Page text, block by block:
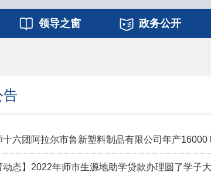
领导之窗 政务公开
告
十六团阿拉尔市鲁新塑料制品有限公司年产
动态】2022年师市生源地助学贷款办理圆了学子